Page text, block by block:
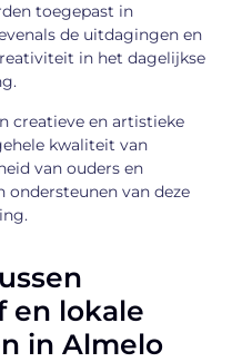
toegepast in
de uitdagingen en
in het dagelijkse
creatieve en artistieke
kwaliteit van
van ouders en
ondersteunen van deze
en lokale
in Almelo